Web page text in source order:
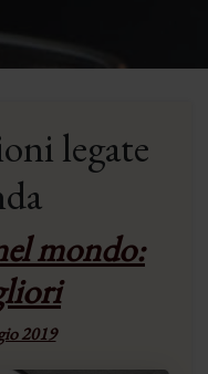
legate
mondo:
2019